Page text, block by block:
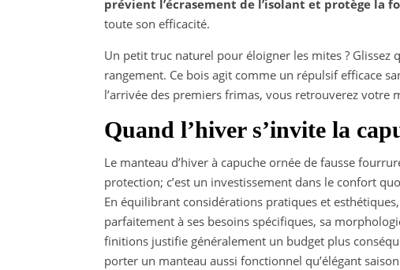
prévient l’écrasement de l’isolant et protège la
toute son efficacité.
Un petit truc naturel pour éloigner les mites ? Glissez
rangement. Ce bois agit comme un répulsif efficace
l’arrivée des premiers frimas, vous retrouverez
Quand l’hiver s’invite la
Le manteau d’hiver à capuche ornée de fausse
protection; c’est un investissement dans le confort
En équilibrant considérations pratiques et
parfaitement à ses besoins spécifiques, sa
finitions justifie généralement un budget plus
porter un manteau aussi fonctionnel qu’élégant